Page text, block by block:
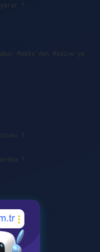
?
Mekke’den Medine’ye
?
?